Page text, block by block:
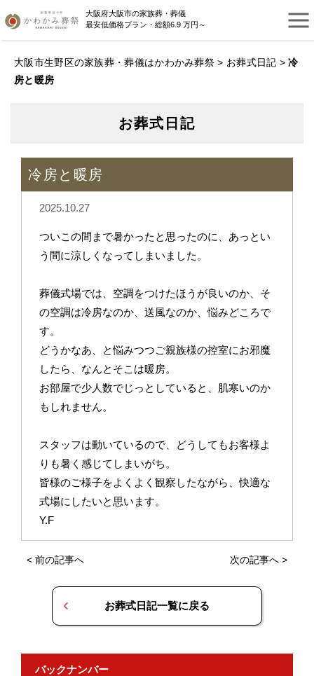
大阪府大阪市の家族葬・葬儀
最安低価格プラン・総額6.9 万円～
大阪市生野区の家族葬・葬儀はかわかみ葬祭 > お葬式日記 >冷
房と暖房
お葬式日記
冷房と暖房
2025.10.27
ついこの間まで暑かったと思ったのに、あっとい
う間に涼しくなってしまいました。
葬儀式場では、空調をつけたほうが良いのか、そ
の空調は冷房なのか、送風なのか、悩みどころで
す。
どうかなあ、と悩みつつご親族様の控室にお邪魔
したら、なんとそこは暖房。
お部屋で少人数でじっとしていると、肌寒いのか
もしれません。
スタッフは動いているので、どうしてもお客様よ
りも暑く感じてしまいがち。
皆様のご様子をよくよく観察したながら、快適な
式場にしたいと思います。
Y.F
< 前の記事へ 次の記事へ >
お葬式日記一覧に戻る
バックナンバー